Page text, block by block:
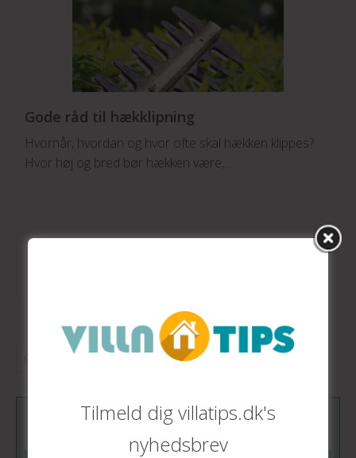
Gode råd til hækklipning
Hvornår, hvordan og hvor ofte skal hækken klippes?
Hvor høj og bred bør hækken være,...
Tilmeld dig villatips.dk's
nyhedsbrev